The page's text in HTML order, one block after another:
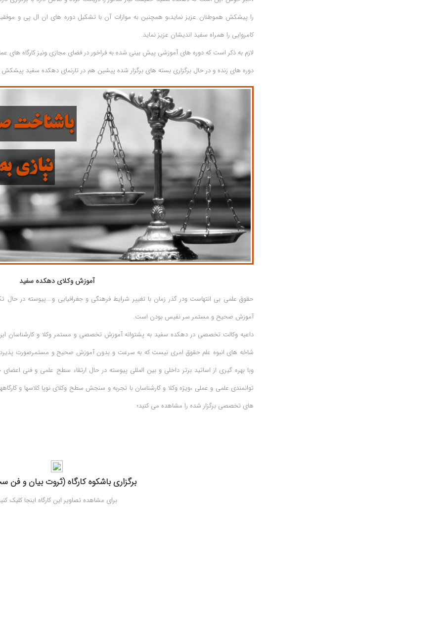
را پیشکش هموطنان عزیز نماید،و همچنین به موازات آن با تشکیل دوره های ان ال پی و
کامروایی را همراه سفید اندیشان عزیز نماید.
لازم به ذکر است که دوره های آموزشی پیش بینی شده به فراخور در فضای مجازی ونیز کارگاه های
دوره های زنده و در حال برگزاری بسته های برگزار شده پیشین هم در تارنمای دهکده سفید
آموزش وکلای دهکده سفید
حقوق علمی بی انتهاست ودر گذر زمان با تغییر شرایط فرهنگی و جغرافیایی و....پیوسته در حال
آموزش صحیح و مستمر سر نفیس بودن است.
داعیه وکالت تخصصی در دهکده سفید به پشتوانه آموزش تخصصی و مستمر وکلا و کارشناسان
شاخه های انبوه علم حقوق امری نیست که به سرعت و بدون آموزش صحیح و مستمرصورت
وبا بهره گیری از اساتید برتر داخلی و بین المللی پیوسته در حال ارتقاء سطح علمی و فنی
توانمندی علمی و عملی ،ویژه وکلا و کارشناسان با تجربه و سنجش سطح وکلای نوپا کلاسها و
های تخصصی برگزار شده را مشاهده می کنید؛
برگزاری باشکوه کارگاه (ثروت بیان و فن
برای مشاهده تصاویر این کارگاه اینجا کلیک